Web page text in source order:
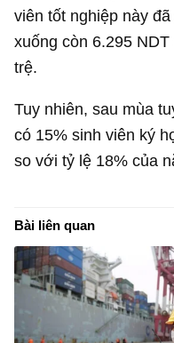
viên tốt nghiệp này
xuống còn 6.295
trệ.
Tuy nhiên, sau mùa
có 15% sinh viên ký
so với tỷ lệ 18% của
Bài liên quan